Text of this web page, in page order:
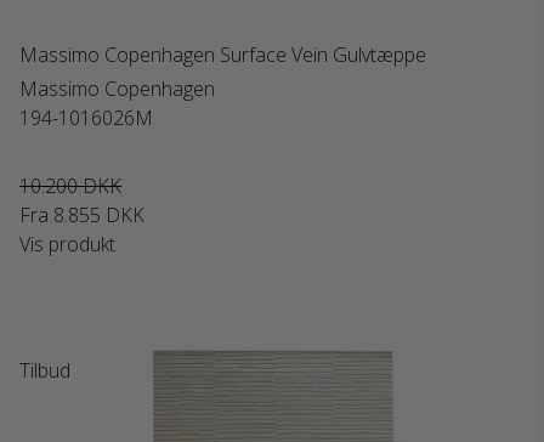
Massimo Copenhagen Surface Vein Gulvtæppe
Massimo Copenhagen
194-1016026M
10.200 DKK
Fra 8.855 DKK
Vis produkt
Tilbud